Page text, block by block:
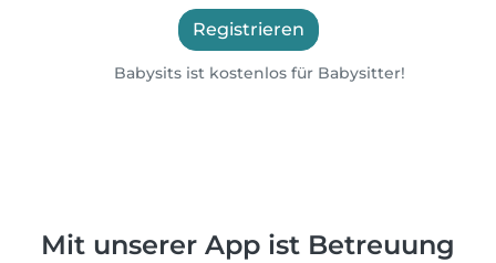
Registrieren
Babysits ist kostenlos für Babysitter!
Mit unserer App ist Betreuung